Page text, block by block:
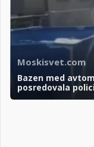
Moskisvet.com
Bazen med
posredovala